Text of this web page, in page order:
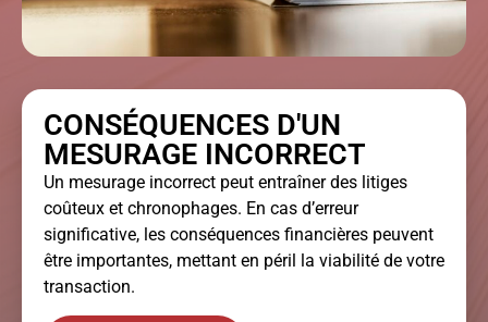
CONSÉQUENCES D'UN
MESURAGE INCORRECT
Un mesurage incorrect peut entraîner des litiges
coûteux et chronophages. En cas d’erreur
significative, les conséquences financières peuvent
être importantes, mettant en péril la viabilité de votre
transaction.